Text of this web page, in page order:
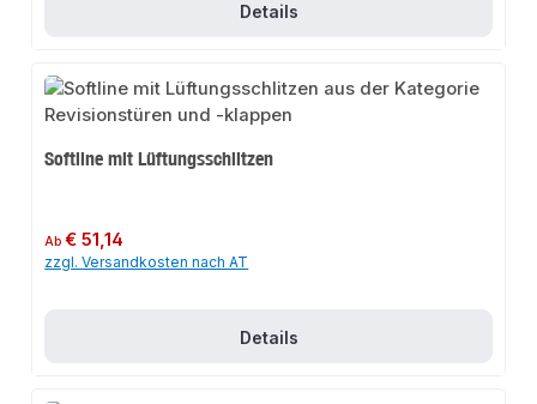
Details
Softline mit Lüftungsschlitzen
Regulärer Preis:
Ab€ 51,14
zzgl. Versandkosten nach AT
Details